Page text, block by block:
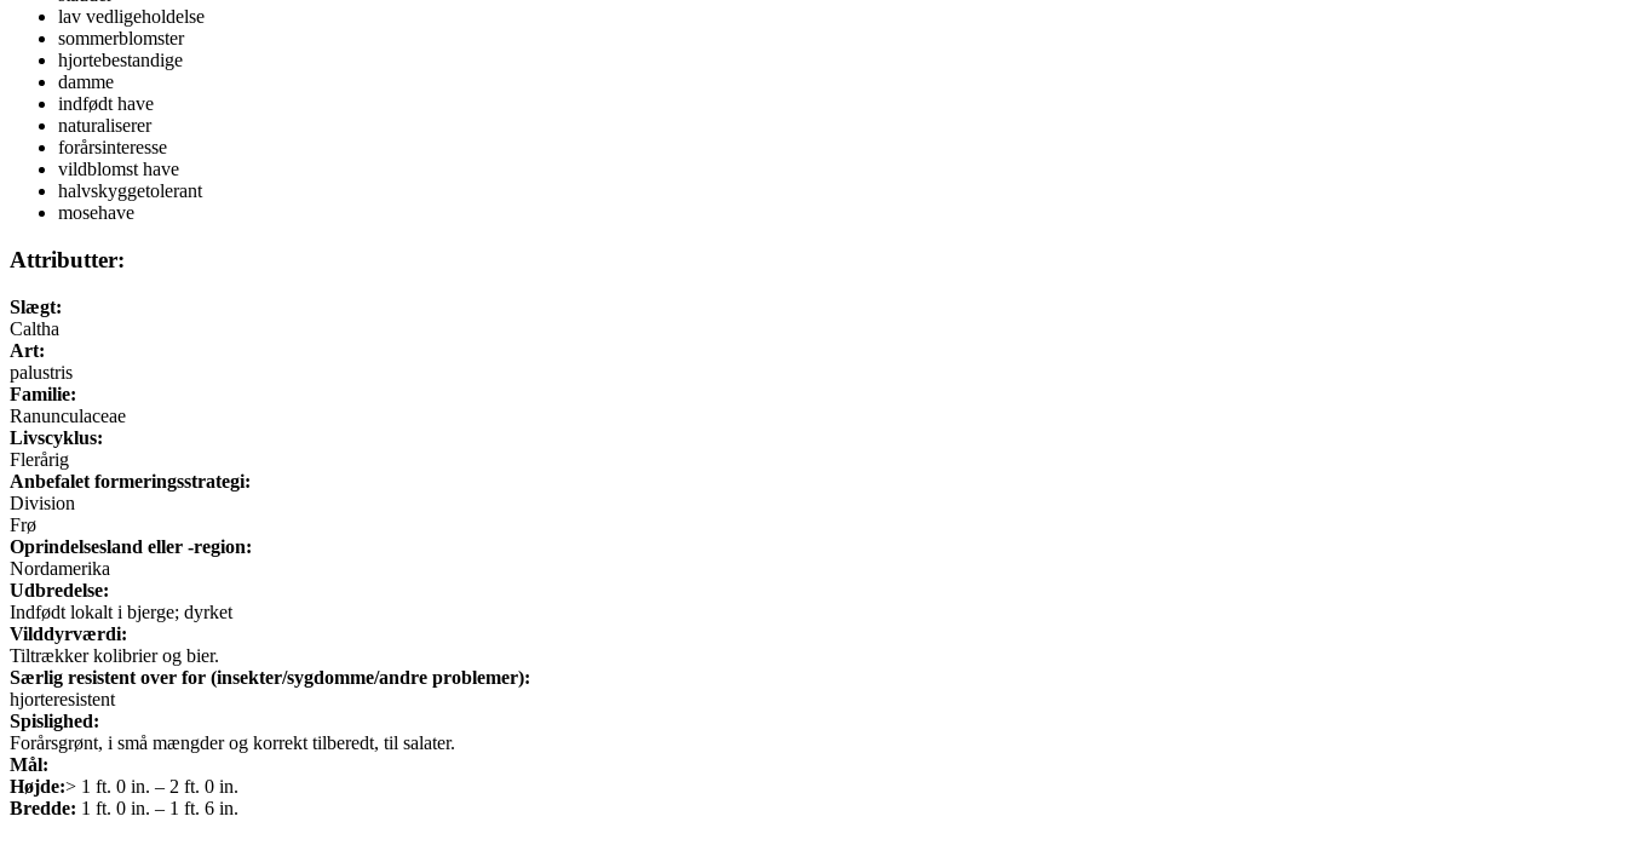
lav vedligeholdelse
sommerblomster
hjortebestandige
damme
indfødt have
naturaliserer
forårsinteresse
vildblomst have
halvskyggetolerant
mosehave
Attributter:
Slægt:
Caltha
Art:
palustris
Familie:
Ranunculaceae
Livscyklus:
Flerårig
Anbefalet formeringsstrategi:
Division
Frø
Oprindelsesland eller -region:
Nordamerika
Udbredelse:
Indfødt lokalt i bjerge; dyrket
Vilddyrværdi:
Tiltrækker kolibrier og bier.
Særlig resistent over for (insekter/sygdomme/andre problemer):
hjorteresistent
Spislighed:
Forårsgrønt, i små mængder og korrekt tilberedt, til salater.
Mål:
Højde:> 1 ft. 0 in. – 2 ft. 0 in.
Bredde: 1 ft. 0 in. – 1 ft. 6 in.